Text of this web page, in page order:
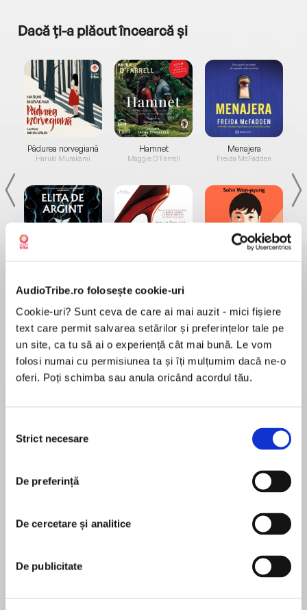
AudioTribe.ro folosește cookie-uri
Cookie-uri? Sunt ceva de care ai mai auzit - mici fișiere
text care permit salvarea setărilor și preferințelor tale pe
un site, ca tu să ai o experiență cât mai bună. Le vom
folosi numai cu permisiunea ta și îți mulțumim dacă ne-o
oferi. Poți schimba sau anula oricând acordul tău.
consimțământului
Strict necesare
De preferință
De cercetare și analitice
De publicitate
Dacă ți-a plăcut încearcă și
Pădurea norvegiană
Haruki Murakami
de...
Dani Francis
Hamnet
Maggie O'Farrell
la...
Lauren Weisberger
Menajera
Freida McFadden
Desprecarte
New York Times bestselling author Kim Harrison
Supernatural superhero Rachel Morgan must
counter a strange magic that could spell civil
urban fantasy adventure in acclaimed New York
Times bestselling author Kim Harrison's Hollows
În acest moment nu există recenzii
Kim Harrison
The only girl in a large family of boys, former
tomboy Kim Harrison invented the first Brigadier